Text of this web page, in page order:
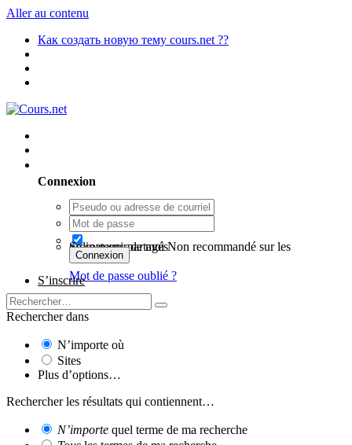
Aller au contenu
Как создать новую тему cours.net ??
Connexion
Se souvenir de moi
Non recommandé sur les ordinateurs partagés
Connexion
Mot de passe oublié ?
S’inscrire
Rechercher dans
N’importe où
Sites
Plus d’options…
Rechercher les résultats qui contiennent…
N’importe quel terme de ma recherche